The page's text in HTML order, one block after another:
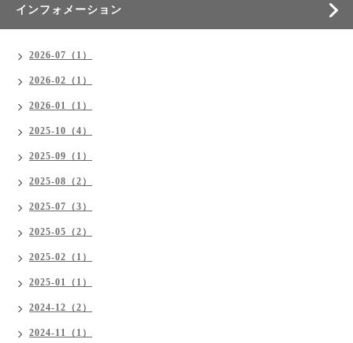
インフォメーション
2026-07（1）
2026-02（1）
2026-01（1）
2025-10（4）
2025-09（1）
2025-08（2）
2025-07（3）
2025-05（2）
2025-02（1）
2025-01（1）
2024-12（2）
2024-11（1）